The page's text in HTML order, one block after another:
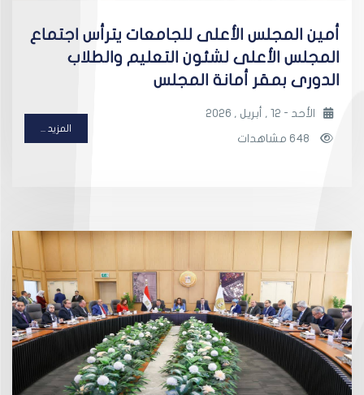
أمين المجلس الأعلى للجامعات يترأس اجتماع
المجلس الأعلى لشئون التعليم والطلاب
الدورى بمقر أمانة المجلس
الأحد - 12 , أبريل , 2026
المزيد ...